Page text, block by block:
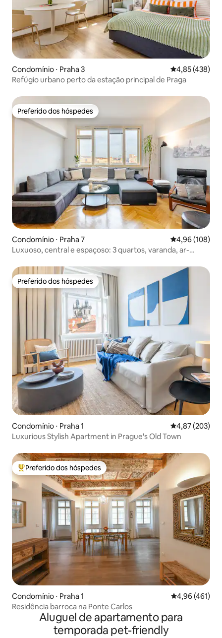
Condomínio ⋅ Praha 3 4,85 de uma
4,85 (438)
Refúgio urbano perto da estação principal de Praga
Preferido dos hóspedes
Preferido dos hóspedes
Condomínio ⋅ Praha 7 4,96 de uma
4,96 (108)
Luxuoso, central e espaçoso: 3 quartos, varanda, ar-
Preferido dos hóspedes
Preferido dos hóspedes
Condomínio ⋅ Praha 1 4,87 de uma
4,87 (203)
Luxurious Stylish Apartment in Prague's Old Town
Entre os melhores preferidos dos hóspedes
Preferido dos hóspedes
Condomínio ⋅ Praha 1 4,96 de uma
4,96 (461)
Residência barroca na Ponte Carlos
Aluguel de apartamento para
temporada pet-friendly